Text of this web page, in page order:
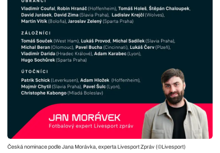
Česká nominace podle Jana Morávka, experta Livesport Zpráv (©Livesport)